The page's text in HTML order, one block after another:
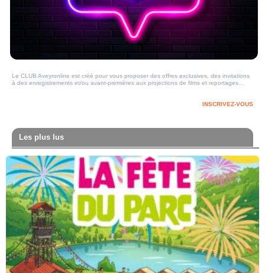
Le CLUB Aveyronline est créé pour vous proposer des offres exclusives, des invitations
à des enregistrements et/ou avant-premières aux projections de films et reportages…
INSCRIVEZ-VOUS
Les plus lus